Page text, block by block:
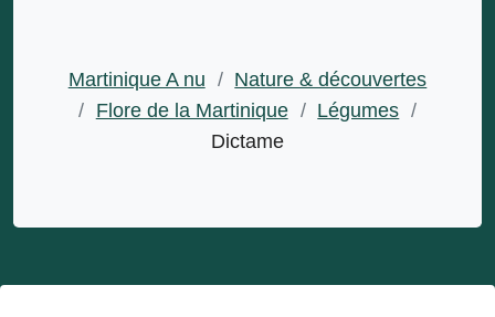
Martinique A nu / Nature & découvertes
/
Flore de la Martinique / Légumes /
Dictame